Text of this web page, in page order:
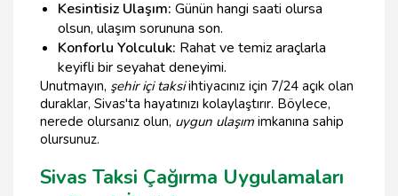
Kesintisiz Ulaşım: Günün hangi saati olursa
olsun, ulaşım sorununa son.
Konforlu Yolculuk: Rahat ve temiz araçlarla
keyifli bir seyahat deneyimi.
Unutmayın, şehir içi taksiihtiyacınız için 7/24 açık olan
duraklar, Sivas'ta hayatınızı kolaylaştırır. Böylece,
nerede olursanız olun, uygun ulaşım imkanına sahip
olursunuz.
Sivas Taksi Çağırma Uygulamaları